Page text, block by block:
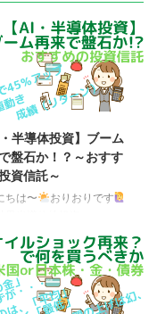
・半導体投資】ブーム
盤石か！？～おすす
資信託～
ちは〜
おりおりです
年初来で45％アップ 現
東情勢の先行きは、極めて
な状態が続いていますが、
しては意外と好調で、中で
半導体関連株は絶好調で